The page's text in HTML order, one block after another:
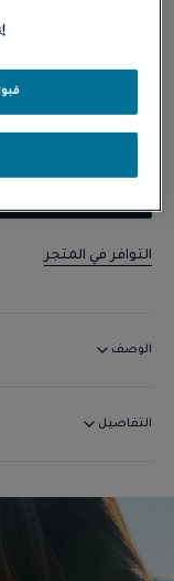
التوافر في المتجر
الوصف
التفاصيل